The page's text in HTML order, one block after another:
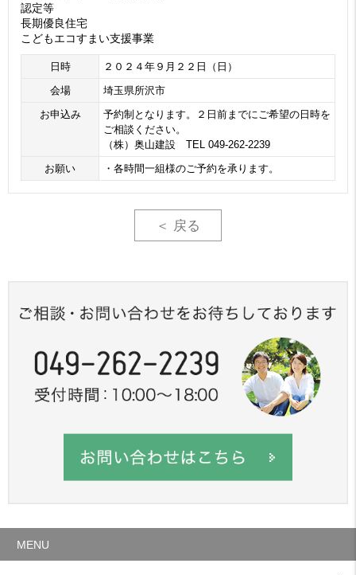
認定等
長期優良住宅
こどもエコすまい支援事業
日時
２０２４年９月２２日（日）
会場
埼玉県所沢市
お申込み
予約制となります。２日前までにご希望の日時を
ご相談ください。
（株）奥山建設 TEL 049-262-2239
お願い
・各時間一組様のご予約を承ります。
＜ 戻る
MENU